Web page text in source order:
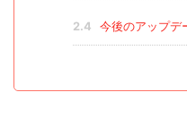
2.4 今後のアップデ